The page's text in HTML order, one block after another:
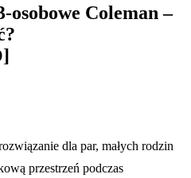
osobowe Coleman –
dla par, małych rodzin
przestrzeń podczas